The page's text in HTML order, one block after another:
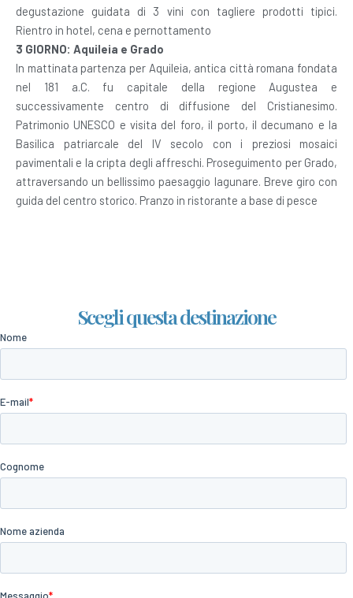
degustazione guidata di 3 vini con tagliere prodotti tipici.
Rientro in hotel, cena e pernottamento
3 GIORNO: Aquileia e Grado
In mattinata partenza per Aquileia, antica città romana fondata
nel 181 a.C. fu capitale della regione Augustea e
successivamente centro di diffusione del Cristianesimo.
Patrimonio UNESCO e visita del foro, il porto, il decumano e la
Basilica patriarcale del IV secolo con i preziosi mosaici
pavimentali e la cripta degli affreschi. Proseguimento per Grado,
attraversando un bellissimo paesaggio lagunare. Breve giro con
guida del centro storico. Pranzo in ristorante a base di pesce
Scegli questa destinazione